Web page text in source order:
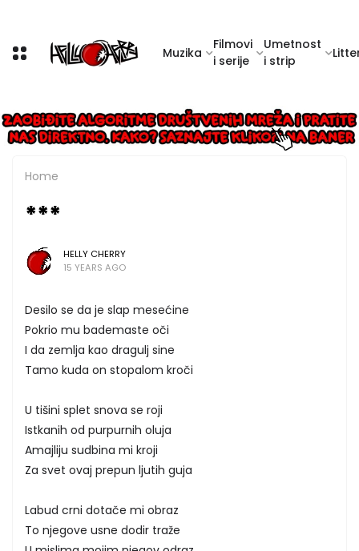
Muzika
Filmovi
i serije
Umetnost
i strip
Home
***
HELLY CHERRY
15 YEARS AGO
Desilo se da je slap mesećine
Pokrio mu bademaste oči
I da zemlja kao dragulj sine
Tamo kuda on stopalom kroči
U tišini splet snova se roji
Istkanih od purpurnih oluja
Amajliju sudbina mi kroji
Za svet ovaj prepun ljutih guja
Labud crni dotače mi obraz
To njegove usne dodir traže